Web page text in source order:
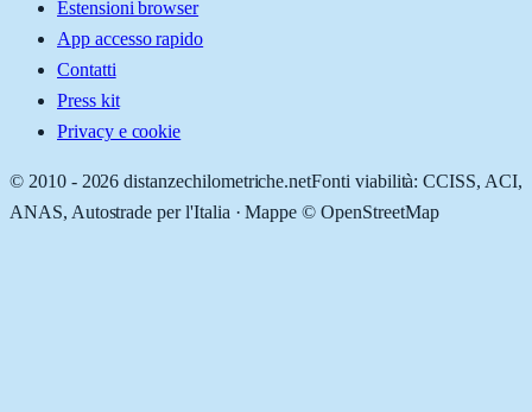
Estensioni browser
App accesso rapido
Contatti
Press kit
Privacy e cookie
© 2010 - 2026 distanzechilometriche.netFonti viabilità: CCISS, ACI,
ANAS, Autostrade per l'Italia · Mappe © OpenStreetMap